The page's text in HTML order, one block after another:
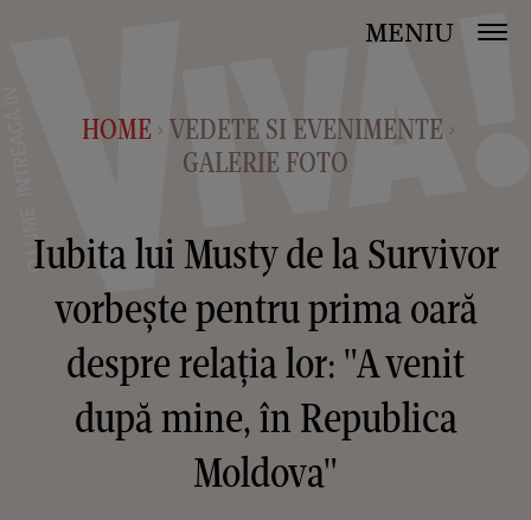
MENIU
HOME > VEDETE SI EVENIMENTE >
GALERIE FOTO
Iubita lui Musty de la Survivor
vorbește pentru prima oară
despre relația lor: "A venit
după mine, în Republica
Moldova"